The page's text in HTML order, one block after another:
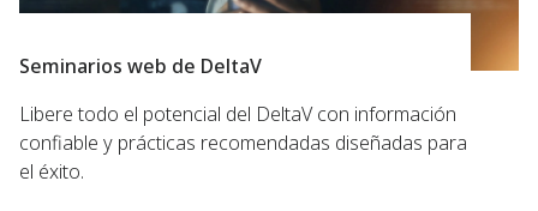
Seminarios web de DeltaV
Libere todo el potencial del DeltaV con información
confiable y prácticas recomendadas diseñadas para
el éxito.